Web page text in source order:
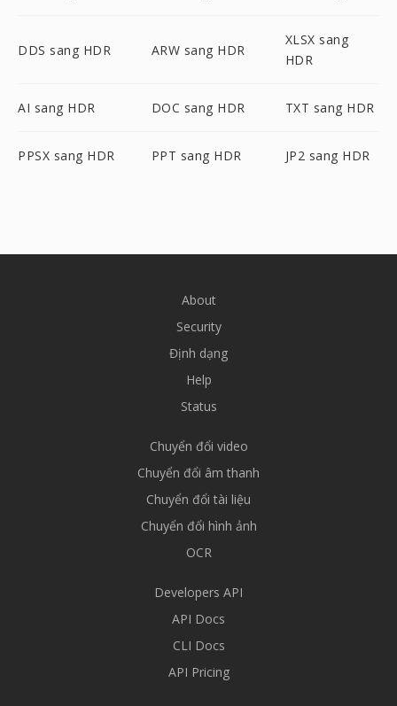
DDS sang HDR ARW sang HDR
XLSX sang
HDR
AI sang HDR DOC sang HDR TXT sang HDR
PPSX sang HDR PPT sang HDR JP2 sang HDR
About
Security
Định dạng
Help
Status
Chuyển đổi video
Chuyển đổi âm thanh
Chuyển đổi tài liệu
Chuyển đổi hình ảnh
OCR
Developers API
API Docs
CLI Docs
API Pricing